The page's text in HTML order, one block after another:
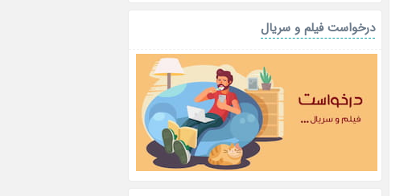
درخواست فیلم و سریال